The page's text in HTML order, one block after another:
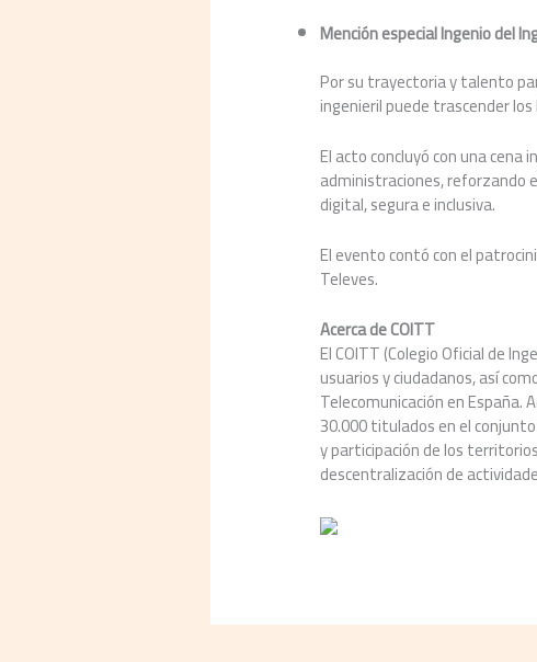
Mención especial Ingenio del
Por su trayectoria y talento
ingenieril puede trascender
El acto concluyó con una
administraciones, reforzando
digital, segura e inclusiva.
El evento contó con el
Televes.
Acerca de COITT
El COITT (Colegio Oficial de
usuarios y ciudadanos, así
Telecomunicación en
30.000 titulados en el
y participación de los
descentralización de